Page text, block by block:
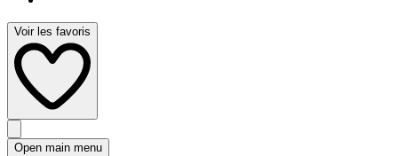
Voir les favoris
Open main menu